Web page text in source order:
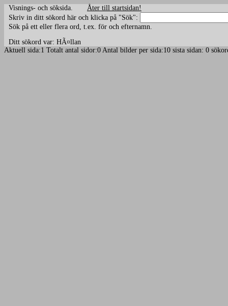
Visnings- och söksida. Åter till startsidan!
Skriv in ditt sökord här och klicka på "Sök":
Sök på ett eller flera ord, t.ex. för och efternamn.
Ditt sökord var: HÃ¤llan
Aktuell sida:1 Totalt antal sidor:0 Antal bilder per sida:10 sista sidan: 0